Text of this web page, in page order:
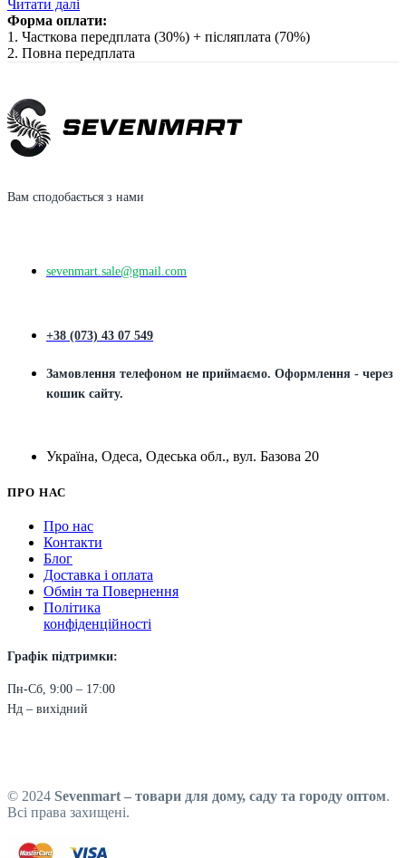
Читати далі
Форма оплати:
1. Часткова передплата (30%) + післяплата (70%)
2. Повна передплата
Вам сподобається з нами
sevenmart.sale@gmail.com
+38 (073) 43 07 549
Замовлення телефоном не приймаємо. Оформлення - через
кошик сайту.
Україна, Одеса, Одеська обл., вул. Базова 20
ПРО НАС
Про нас
Контакти
Блог
Доставка і оплата
Обмін та Повернення
Політика
конфіденційності
Графік підтримки:
Пн-Сб, 9:00 – 17:00
Нд – вихідний
© 2024 Sevenmart – товари для дому, саду та городу оптом.
Всі права захищені.